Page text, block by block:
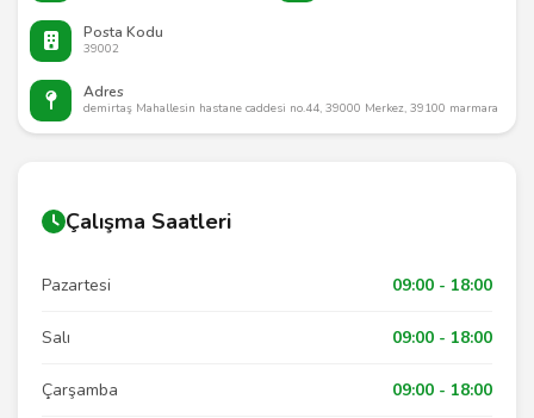
Posta Kodu
39002
Adres
demirtaş Mahallesin hastane caddesi no.44, 39000 Merkez, 39100 marmara
Çalışma Saatleri
Pazartesi 09:00 - 18:00
Salı 09:00 - 18:00
Çarşamba 09:00 - 18:00